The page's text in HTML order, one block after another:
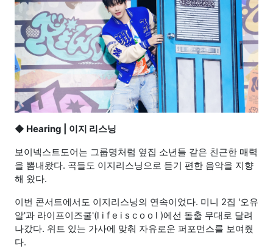
◆ Hearing | 이지 리스닝
보이넥스트도어는 그룹명처럼 옆집 소년들 같은 친근한 매력
을 뽐내왔다. 곡들도 이지리스닝으로 듣기 편한 음악을 지향
해 왔다.
이번 콘서트에서도 이지리스닝의 연속이었다. 미니 2집 '오유
알'과 라이프이즈쿨'(l i f e i s c o o l )에선 돌출 무대로 달려
나갔다. 위트 있는 가사에 맞춰 자유로운 퍼포먼스를 보여줬
다.